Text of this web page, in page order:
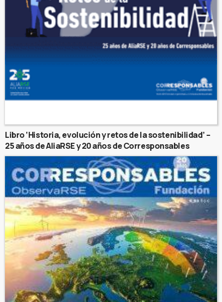
Libro ‘Historia, evolución y retos de la sostenibilidad’ –
25 años de AliaRSE y 20 años de Corresponsables